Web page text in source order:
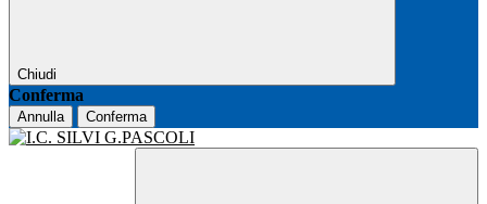
Chiudi
Conferma
Annulla Conferma